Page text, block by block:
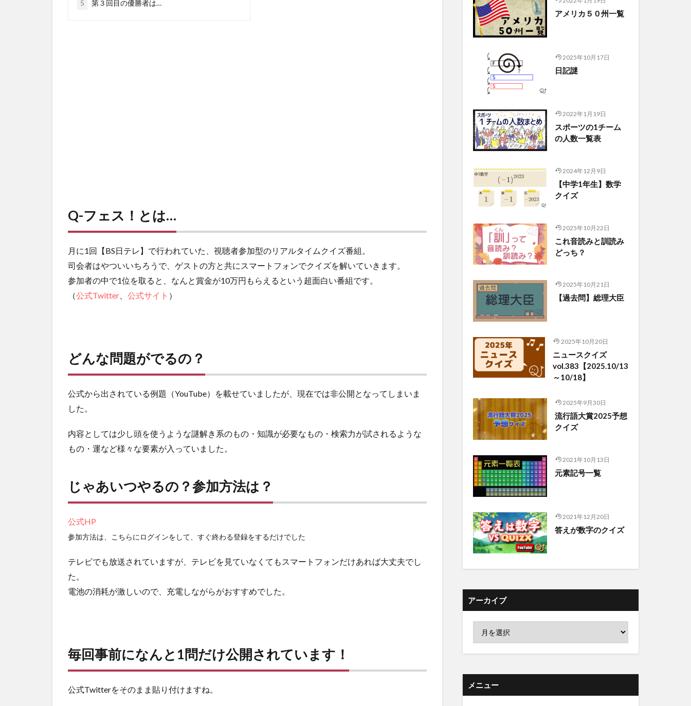
5 第３回目の優勝者は…
Q-フェス！とは…
月に1回【BS日テレ】で行われていた、視聴者参加型のリアルタイムクイズ番組。
司会者はやついいちろうで、ゲストの方と共にスマートフォンでクイズを解いていきます。
参加者の中で1位を取ると、なんと賞金が10万円もらえるという超面白い番組です。
（公式Twitter 公式サイト ）
どんな問題がでるの？
公式から出されている例題（YouTube）を載せていましたが、現在では非公開となってしまいま
した。
内容としては少し頭を使うような謎解き系のもの・知識が必要なもの・検索力が試されるような
もの・運など様々な要素が入っていました。
じゃあいつやるの？参加方法は？
公式HP
参加方法は、こちらにログインをして、すぐ終わる登録をするだけでした
テレビでも放送されていますが、テレビを見ていなくてもスマートフォンだけあれば大丈夫でし
た。
電池の消耗が激しいので、充電しながらがおすすめでした。
毎回事前になんと1問だけ公開されています！
公式Twitterをそのまま貼り付けますね。
アメリカ５０州一覧
2025年10月17日
日記謎
2022年1月19日
スポーツの1チーム
の人数一覧表
2024年12月9日
【中学1年生】数学
クイズ
2025年10月22日
これ音読みと訓読み
どっち？
2025年10月21日
【過去問】総理大臣
2025年10月20日
ニュースクイズ
vol.383【2025.10/13
～10/18】
2025年9月30日
流行語大賞2025予想
クイズ
2021年10月13日
元素記号一覧
2021年12月20日
答えが数字のクイズ
アーカイブ
メニュー